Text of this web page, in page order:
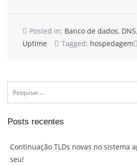
Posted in: Banco de dados, DNS,
Uptime
Tagged: hospedagem
Posts recentes
Continuação TLDs novas no sistema
seu!